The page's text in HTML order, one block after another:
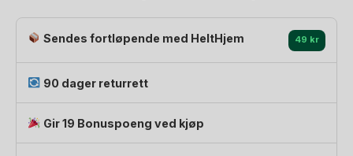
Grimms
Lysestake
Sendes fortløpende med HeltHjem 49 kr
90 dager returrett
Gir 19 Bonuspoeng ved kjøp